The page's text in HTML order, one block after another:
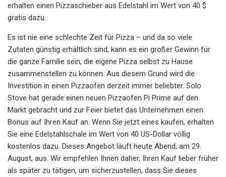
erhalten einen Pizzaschieber aus Edelstahl im Wert von 40 $
gratis dazu.
Es ist nie eine schlechte Zeit für Pizza – und da so viele
Zutaten günstig erhältlich sind, kann es ein großer Gewinn für
die ganze Familie sein, die eigene Pizza selbst zu Hause
zusammenstellen zu können. Aus diesem Grund wird die
Investition in einen Pizzaofen derzeit immer beliebter. Solo
Stove hat gerade einen neuen Pizzaofen Pi Prime auf den
Markt gebracht und zur Feier bietet das Unternehmen einen
Bonus auf Ihren Kauf an. Wenn Sie jetzt eines kaufen, erhalten
Sie eine Edelstahlschale im Wert von 40 US-Dollar völlig
kostenlos dazu. Dieses Angebot läuft heute Abend, am 29.
August, aus. Wir empfehlen Ihnen daher, Ihren Kauf lieber früher
als später zu tätigen, um sicherzustellen, dass Sie dieses